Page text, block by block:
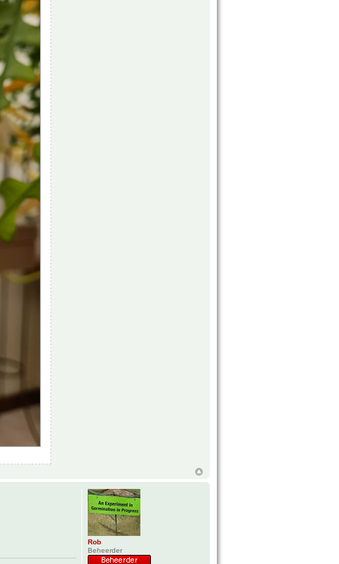
Rob
Beheerder